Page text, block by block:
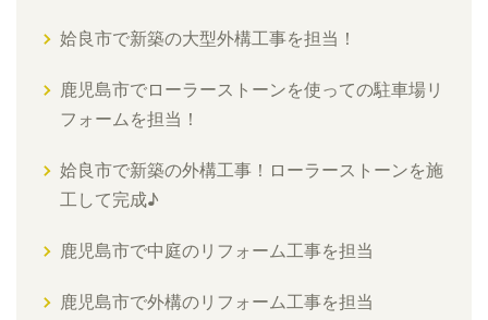
姶良市で新築の大型外構工事を担当！
鹿児島市でローラーストーンを使っての駐車場リ
フォームを担当！
姶良市で新築の外構工事！ローラーストーンを施
工して完成♪
鹿児島市で中庭のリフォーム工事を担当
鹿児島市で外構のリフォーム工事を担当